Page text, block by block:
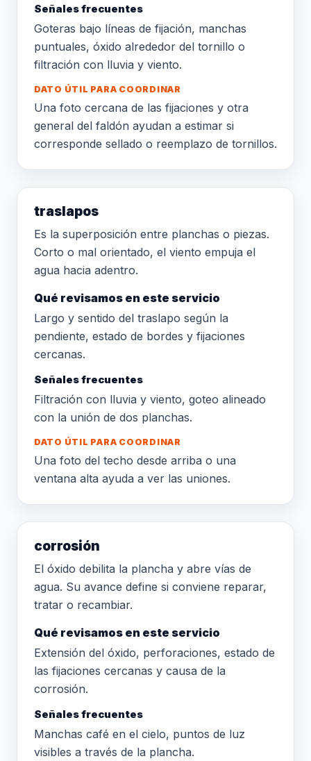
Señales frecuentes
Goteras bajo líneas de fijación, manchas
puntuales, óxido alrededor del tornillo o
filtración con lluvia y viento.
DATO ÚTIL PARA COORDINAR
Una foto cercana de las fijaciones y otra
general del faldón ayudan a estimar si
corresponde sellado o reemplazo de tornillos.
traslapos
Es la superposición entre planchas o piezas.
Corto o mal orientado, el viento empuja el
agua hacia adentro.
Qué revisamos en este servicio
Largo y sentido del traslapo según la
pendiente, estado de bordes y fijaciones
cercanas.
Señales frecuentes
Filtración con lluvia y viento, goteo alineado
con la unión de dos planchas.
DATO ÚTIL PARA COORDINAR
Una foto del techo desde arriba o una
ventana alta ayuda a ver las uniones.
corrosión
El óxido debilita la plancha y abre vías de
agua. Su avance define si conviene reparar,
tratar o recambiar.
Qué revisamos en este servicio
Extensión del óxido, perforaciones, estado de
las fijaciones cercanas y causa de la
corrosión.
Señales frecuentes
Manchas café en el cielo, puntos de luz
visibles a través de la plancha.